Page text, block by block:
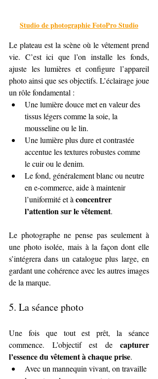
Studio de photographie FotoPro Studio
Le plateau est la scène où le vêtement prend
vie. C’est ici que l’on installe les fonds,
ajuste les lumières et configure l’appareil
photo ainsi que ses objectifs. L’éclairage joue
un rôle fondamental :
Une lumière douce met en valeur des
tissus légers comme la soie, la
mousseline ou le lin.
Une lumière plus dure et contrastée
accentue les textures robustes comme
le cuir ou le denim.
Le fond, généralement blanc ou neutre
en e-commerce, aide à maintenir
l’uniformité et à concentrer
l’attention sur le vêtement.
Le photographe ne pense pas seulement à
une photo isolée, mais à la façon dont elle
s’intégrera dans un catalogue plus large, en
gardant une cohérence avec les autres images
de la marque.
5. La séance photo
Une fois que tout est prêt, la séance
commence. L’objectif est de capturer
l’essence du vêtement à chaque prise.
Avec un mannequin vivant, on travaille